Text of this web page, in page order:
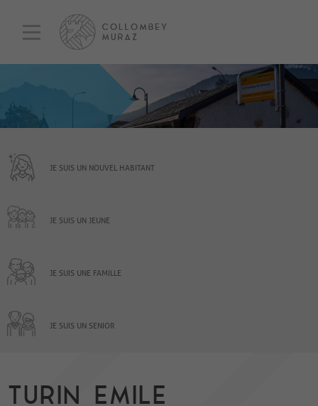
JE SUIS UN NOUVEL HABITANT
JE SUIS UN JEUNE
JE SUIS UNE FAMILLE
JE SUIS UN SENIOR
TURIN EMILE